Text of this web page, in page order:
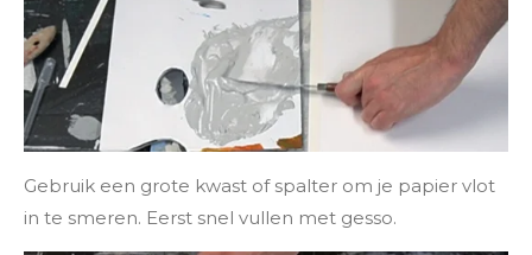
Gebruik een grote kwast of spalter om je papier vlot
in te smeren. Eerst snel vullen met gesso.